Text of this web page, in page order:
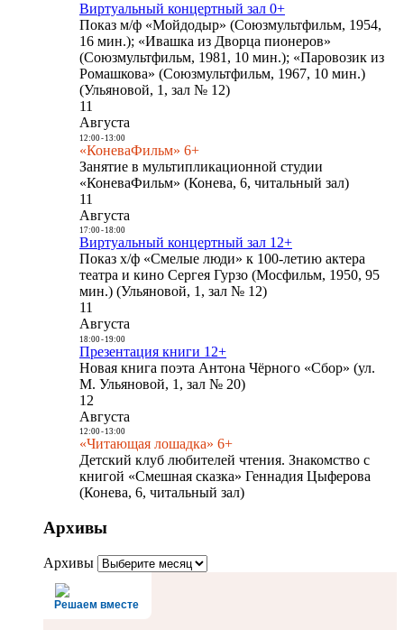
Виртуальный концертный зал 0+
Показ м/ф «Мойдодыр» (Союзмультфильм, 1954,
16 мин.); «Ивашка из Дворца пионеров»
(Союзмультфильм, 1981, 10 мин.); «Паровозик из
Ромашкова» (Союзмультфильм, 1967, 10 мин.)
(Ульяновой, 1, зал № 12)
11
Августа
12:00- 13:00
«КоневаФильм» 6+
Занятие в мультипликационной студии
«КоневаФильм» (Конева, 6, читальный зал)
11
Августа
17:00- 18:00
Виртуальный концертный зал 12+
Показ х/ф «Смелые люди» к 100-летию актера
театра и кино Сергея Гурзо (Мосфильм, 1950, 95
мин.) (Ульяновой, 1, зал № 12)
11
Августа
18:00- 19:00
Презентация книги 12+
Новая книга поэта Антона Чёрного «Сбор» (ул.
М. Ульяновой, 1, зал № 20)
12
Августа
12:00- 13:00
«Читающая лошадка» 6+
Детский клуб любителей чтения. Знакомство с
книгой «Смешная сказка» Геннадия Цыферова
(Конева, 6, читальный зал)
Архивы
Архивы
Решаем вместе